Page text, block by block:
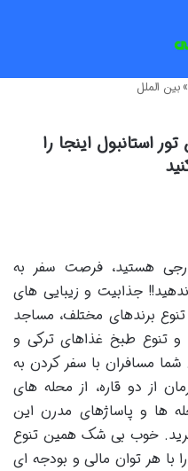
»بین الملل
استانبول اینجا را
هستید، فرصت سفر به
جذابیت و زیبایی‌ های
تنوع برند‌های مختلف، مساجد
و تنوع طبخ غذاهای ترکی و
مسافران با سفر کردن به
از دو قاره، از محله‌ های
‌ها و پاساژ‌های مدرن این
خوب بی شک همین تنوع
با هر توان مالی و بودجه ‌ای